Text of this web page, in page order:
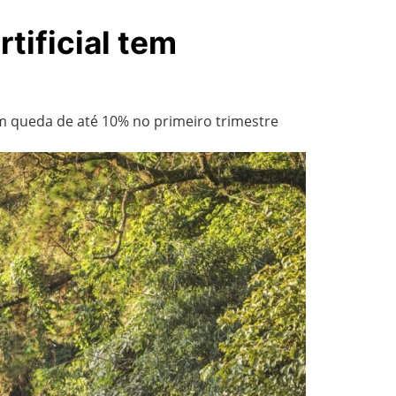
tem
queda de até 10% no primeiro trimestre